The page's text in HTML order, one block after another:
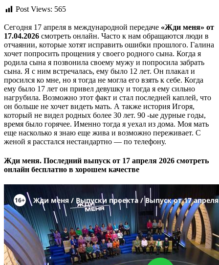
Post Views: 565
Сегодня 17 апреля в международной передаче «Жди меня» от
17.04.2026 смотреть онлайн. Часто к нам обращаются люди в
отчаянии, которые хотят исправить ошибки прошлого. Галина
хочет попросить прощения у своего родного сына. Когда я
родила сына я позвонила своему мужу и попросила забрать
сына. Я с ним встречалась, ему было 12 лет. Он плакал и
просился ко мне, но я тогда не могла его взять к себе. Когда
ему было 17 лет он привел девушку и тогда я ему сильно
нагрубила. Возможно этот факт и стал последней каплей, что
он больше не хочет видеть мать. А также история Игоря,
который не видел родных более 30 лет. 90 -ые дурные годы,
время было горячее. Именно тогда я уехал из дома. Моя мать
еще насколько я знаю еще жива и возможно переживает. С
женой я расстался нестандартно — по телефону.
Жди меня. Последний выпуск от 17 апреля 2026 смотреть
онлайн бесплатно в хорошем качестве